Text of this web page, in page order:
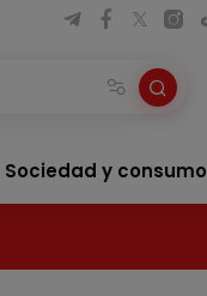
Sociedad y consumo